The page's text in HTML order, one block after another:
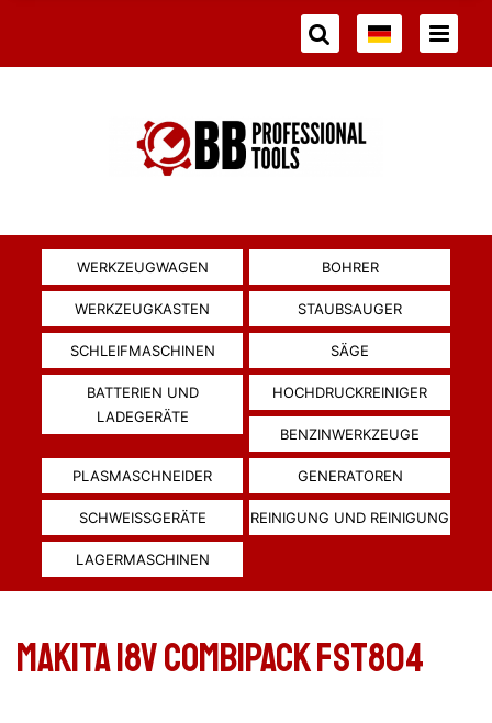
WERKZEUGWAGEN BOHRER
WERKZEUGKASTEN STAUBSAUGER
SCHLEIFMASCHINEN SÄGE
BATTERIEN UND
LADEGERÄTE
HOCHDRUCKREINIGER
BENZINWERKZEUGE
PLASMASCHNEIDER GENERATOREN
SCHWEISSGERÄTE REINIGUNG UND REINIGUNG
LAGERMASCHINEN
MAKITA 18V COMBIPACK FST804